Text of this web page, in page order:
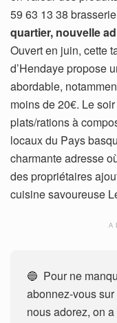
59 63 13 38
quartier, nouvelle
Ouvert en juin, cette
d’Hendaye propose
abordable,
moins de 20€. Le
plats/rations à
locaux du Pays
charmante adresse
des propriétaires
cuisine savoureuse
🔵 Pour ne
abonnez-vous sur
nous adorez, on a